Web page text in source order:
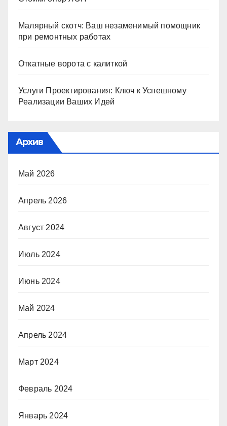
Малярный скотч: Ваш незаменимый помощник
при ремонтных работах
Откатные ворота с калиткой
Услуги Проектирования: Ключ к Успешному
Реализации Ваших Идей
Архив
Май 2026
Апрель 2026
Август 2024
Июль 2024
Июнь 2024
Май 2024
Апрель 2024
Март 2024
Февраль 2024
Январь 2024